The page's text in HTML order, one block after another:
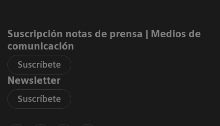
Suscripción notas de prensa ​| Medios de
comunicación
Suscríbete
Newsletter
Suscríbete